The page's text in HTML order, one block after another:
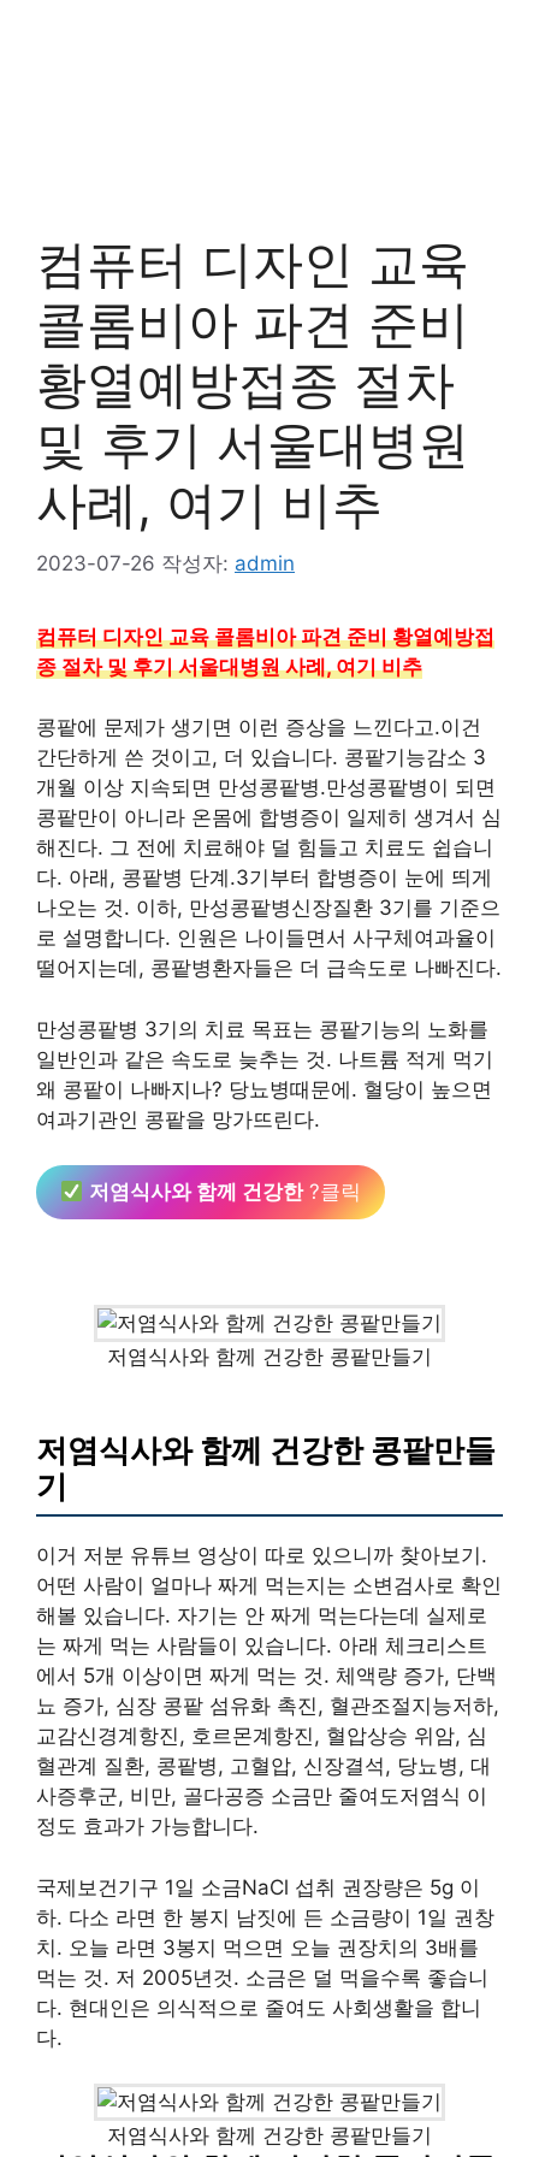
컴퓨터 디자인 교육
콜롬비아 파견 준비
황열예방접종 절차
및 후기 서울대병원
사례, 여기 비추
2023-07-26 작성자: admin
컴퓨터 디자인 교육 콜롬비아 파견 준비 황열예방접
종 절차 및 후기 서울대병원 사례, 여기 비추
콩팥에 문제가 생기면 이런 증상을 느낀다고.이건
간단하게 쓴 것이고, 더 있습니다. 콩팥기능감소 3
개월 이상 지속되면 만성콩팥병.만성콩팥병이 되면
콩팥만이 아니라 온몸에 합병증이 일제히 생겨서 심
해진다. 그 전에 치료해야 덜 힘들고 치료도 쉽습니
다. 아래, 콩팥병 단계.3기부터 합병증이 눈에 띄게
나오는 것. 이하, 만성콩팥병신장질환 3기를 기준으
로 설명합니다. 인원은 나이들면서 사구체여과율이
떨어지는데, 콩팥병환자들은 더 급속도로 나빠진다.
만성콩팥병 3기의 치료 목표는 콩팥기능의 노화를
일반인과 같은 속도로 늦추는 것. 나트륨 적게 먹기
왜 콩팥이 나빠지나? 당뇨병때문에. 혈당이 높으면
여과기관인 콩팥을 망가뜨린다.
저염식사와 함께 건강한?클릭
저염식사와 함께 건강한 콩팥만들기
저염식사와 함께 건강한 콩팥만들
기
이거 저분 유튜브 영상이 따로 있으니까 찾아보기.
어떤 사람이 얼마나 짜게 먹는지는 소변검사로 확인
해볼 있습니다. 자기는 안 짜게 먹는다는데 실제로
는 짜게 먹는 사람들이 있습니다. 아래 체크리스트
에서 5개 이상이면 짜게 먹는 것. 체액량 증가, 단백
뇨 증가, 심장 콩팥 섬유화 촉진, 혈관조절지능저하,
교감신경계항진, 호르몬계항진, 혈압상승 위암, 심
혈관계 질환, 콩팥병, 고혈압, 신장결석, 당뇨병, 대
사증후군, 비만, 골다공증 소금만 줄여도저염식 이
정도 효과가 가능합니다.
국제보건기구 1일 소금NaCl 섭취 권장량은 5g 이
하. 다소 라면 한 봉지 남짓에 든 소금량이 1일 권창
치. 오늘 라면 3봉지 먹으면 오늘 권장치의 3배를
먹는 것. 저 2005년것. 소금은 덜 먹을수록 좋습니
다. 현대인은 의식적으로 줄여도 사회생활을 합니
다.
저염식사와 함께 건강한 콩팥만들기